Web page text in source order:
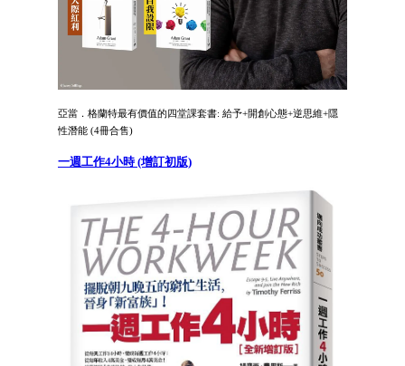
亞當．格蘭特最有價值的四堂課套書: 給予+開創心態+逆思維+隱
性潛能 (4冊合售)
一週工作4小時 (增訂初版)